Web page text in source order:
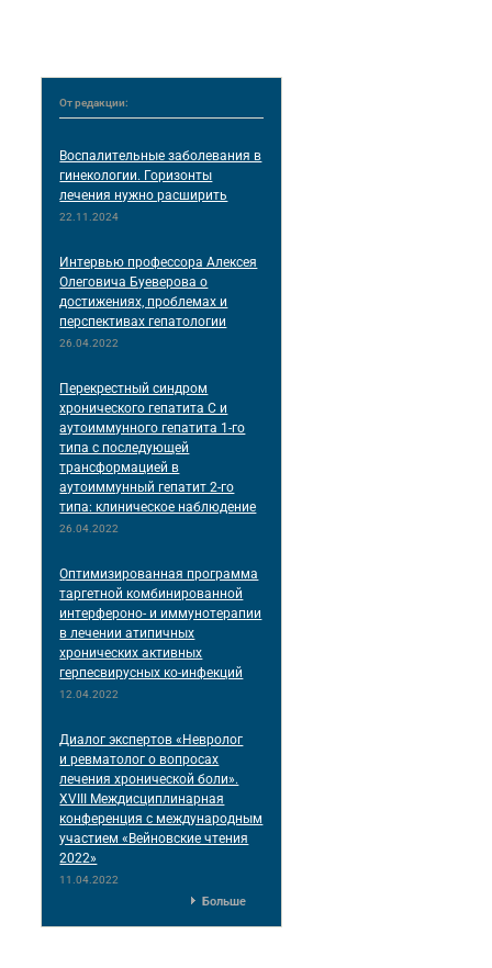
От редакции:
Воспалительные заболевания в
гинекологии. Горизонты
лечения нужно расширить
22.11.2024
Интервью профессора Алексея
Олеговича Буеверова о
достижениях, проблемах и
перспективах гепатологии
26.04.2022
Перекрестный синдром
хронического гепатита С и
аутоиммунного гепатита 1-го
типа с последующей
трансформацией в
аутоиммунный гепатит 2-го
типа: клиническое наблюдение
26.04.2022
Оптимизированная программа
таргетной комбинированной
интерфероно- и иммунотерапии
в лечении атипичных
хронических активных
герпесвирусных ко-инфекций
12.04.2022
Диалог экспертов «Невролог
и ревматолог о вопросах
лечения хронической боли».
XVIII Междисциплинарная
конференция c международным
участием «Вейновские чтения
2022»
11.04.2022
Больше